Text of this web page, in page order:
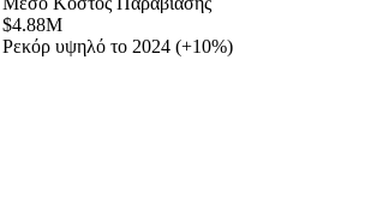
$4.88M
Ρεκόρ υψηλό το 2024 (+10%)